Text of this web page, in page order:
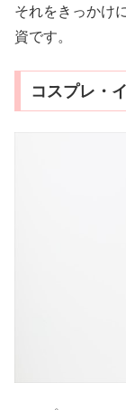
それをきっかけ
資です。
コスプレ・